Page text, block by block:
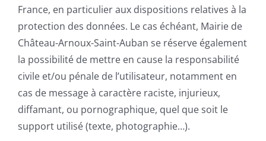
France, en particulier aux dispositions relatives à la
protection des données. Le cas échéant, Mairie de
Château-Arnoux-Saint-Auban se réserve également
la possibilité de mettre en cause la responsabilité
civile et/ou pénale de l’utilisateur, notamment en
cas de message à caractère raciste, injurieux,
diffamant, ou pornographique, quel que soit le
support utilisé (texte, photographie…).